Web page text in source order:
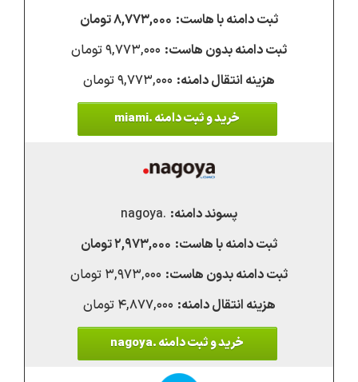
۸,۷۷۳,۰۰۰ تومان
۹,۷۷۳,۰۰۰ تومان
۹,۷۷۳,۰۰۰ تومان
خرید و ثبت دامنه .miami
.nagoya
۲,۹۷۳,۰۰۰ تومان
۳,۹۷۳,۰۰۰ تومان
۴,۸۷۷,۰۰۰ تومان
خرید و ثبت دامنه .nagoya